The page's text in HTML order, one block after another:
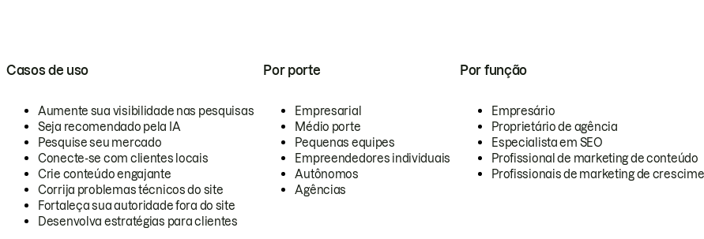
Casos de uso
Aumente sua visibilidade nas pesquisas
Seja recomendado pela IA
Pesquise seu mercado
Conecte-se com clientes locais
Crie conteúdo engajante
Corrija problemas técnicos do site
Fortaleça sua autoridade fora do site
Desenvolva estratégias para clientes
Por porte
Empresarial
Médio porte
Pequenas equipes
Empreendedores individuais
Autônomos
Agências
Por função
Empresário
Proprietário de agência
Especialista em SEO
Profissional de marketing de conteúdo
Profissionais de marketing de